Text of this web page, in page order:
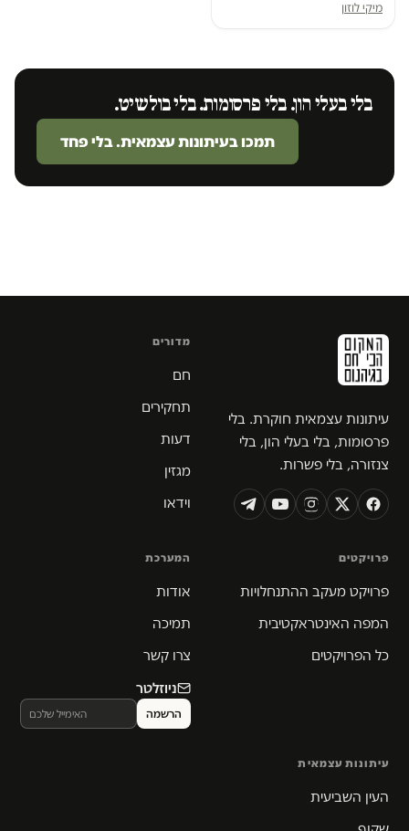
מיקי לוזון
בלי בעלי הון. בלי פרסומות. בלי בולשיט.
תמכו בעיתונות עצמאית. בלי פחד
עיתונות עצמאית חוקרת. בלי
פרסומות, בלי בעלי הון, בלי
צנזורה, בלי פשרות.
מדורים
חם
תחקירים
דעות
מגזין
וידאו
פרויקטים
פרויקט מעקב ההתנחלויות
המפה האינטראקטיבית
כל הפרויקטים
המערכת
אודות
תמיכה
צרו קשר
ניוזלטר
עיתונות עצמאית
העין השביעית